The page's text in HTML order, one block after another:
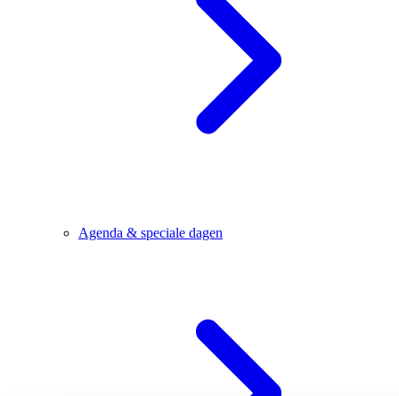
Agenda & speciale dagen